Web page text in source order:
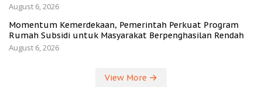
August 6, 2026
Momentum Kemerdekaan, Pemerintah Perkuat Program
Rumah Subsidi untuk Masyarakat Berpenghasilan Rendah
August 6, 2026
View More